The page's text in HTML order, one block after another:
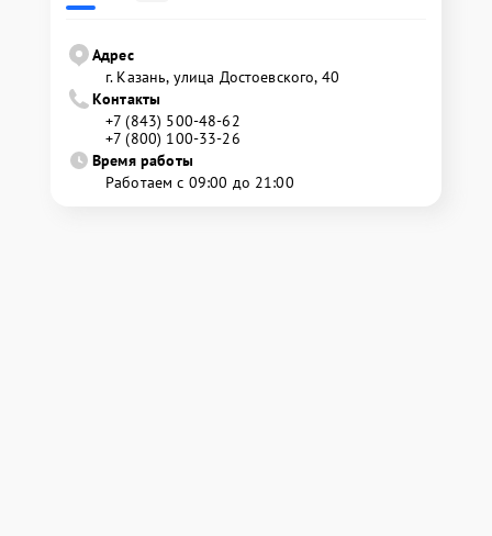
Адрес
г. Казань, улица Достоевского, 40
Контакты
+7 (843) 500-48-62
+7 (800) 100-33-26
Время работы
Работаем с 09:00 до 21:00